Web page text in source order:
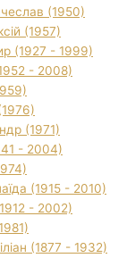
(1950)
(1957)
(1927 - 1999)
- 2008)
(1971)
- 2004)
(1915 - 2010)
- 2002)
(1877 - 1932)